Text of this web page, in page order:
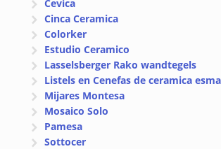
Cevica
Cinca Ceramica
Colorker
Estudio Ceramico
Lasselsberger Rako wandtegels
Listels en Cenefas de ceramica
Mijares Montesa
Mosaico Solo
Pamesa
Sottocer